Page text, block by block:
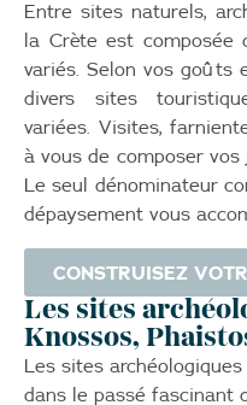
Entre sites naturels,
la Crète est composée
variés. Selon vos goûts
divers sites
variées. Visites,
à vous de composer vos
Le seul dénominateur
dépaysement vous
CONSTRUISEZ
Les sites
Knossos,
Les sites
dans le passé fascinant